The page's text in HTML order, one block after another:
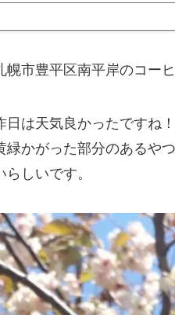
幌市豊平区南平岸のコー
日は天気良かったですね
緑かがった部分のあるや
らしいです。